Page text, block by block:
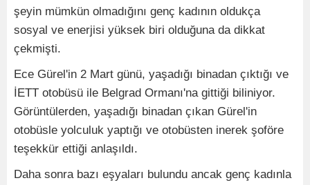
şeyin mümkün olmadığını genç kadının oldukça
sosyal ve enerjisi yüksek biri olduğuna da dikkat
çekmişti.
Ece Gürel'in 2 Mart günü, yaşadığı binadan çıktığı ve
İETT otobüsü ile Belgrad Ormanı'na gittiği biliniyor.
Görüntülerden, yaşadığı binadan çıkan Gürel'in
otobüsle yolculuk yaptığı ve otobüsten inerek şoföre
teşekkür ettiği anlaşıldı.
Daha sonra bazı eşyaları bulundu ancak genç kadınla